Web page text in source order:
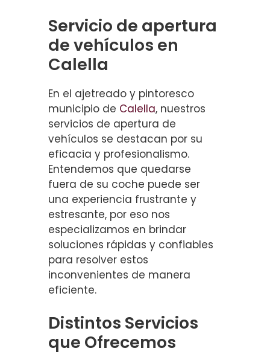
Servicio de apertura
de vehículos en
Calella
En el ajetreado y pintoresco
municipio de Calella, nuestros
servicios de apertura de
vehículos se destacan por su
eficacia y profesionalismo.
Entendemos que quedarse
fuera de su coche puede ser
una experiencia frustrante y
estresante, por eso nos
especializamos en brindar
soluciones rápidas y confiables
para resolver estos
inconvenientes de manera
eficiente.
Distintos Servicios
que Ofrecemos